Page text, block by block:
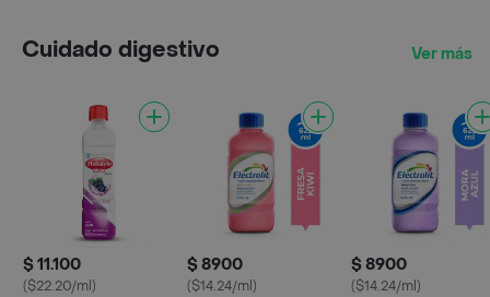
Cuidado digestivo Ver más
$ 11.100
($22.20/ml)
$ 8900
($14.24/ml)
$ 8900
($14.24/ml)